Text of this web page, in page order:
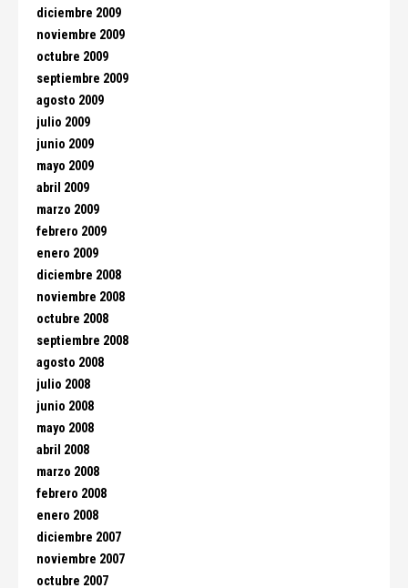
diciembre 2009
noviembre 2009
octubre 2009
septiembre 2009
agosto 2009
julio 2009
junio 2009
mayo 2009
abril 2009
marzo 2009
febrero 2009
enero 2009
diciembre 2008
noviembre 2008
octubre 2008
septiembre 2008
agosto 2008
julio 2008
junio 2008
mayo 2008
abril 2008
marzo 2008
febrero 2008
enero 2008
diciembre 2007
noviembre 2007
octubre 2007